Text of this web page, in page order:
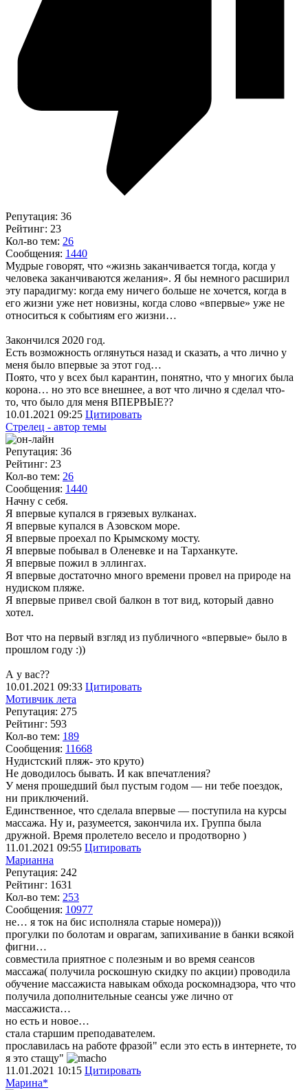
Репутация: 36
Рейтинг: 23
Кол-во тем: 26
Сообщения: 1440
Мудрые говорят, что «жизнь заканчивается тогда, когда у
человека заканчиваются желания». Я бы немного расширил
эту парадигму: когда ему ничего больше не хочется, когда в
его жизни уже нет новизны, когда слово «впервые» уже не
относиться к событиям его жизни…
Закончился 2020 год.
Есть возможность оглянуться назад и сказать, а что лично у
меня было впервые за этот год…
Поято, что у всех был карантин, понятно, что у многих была
корона… но это все внешнее, а вот что лично я сделал что-
то, что было для меня ВПЕРВЫЕ??
10.01.2021 09:25 Цитировать
Стрелец - автор темы
Репутация: 36
Рейтинг: 23
Кол-во тем: 26
Сообщения: 1440
Начну с себя.
Я впервые купался в грязевых вулканах.
Я впервые купался в Азовском море.
Я впервые проехал по Крымскому мосту.
Я впервые побывал в Оленевке и на Тарханкуте.
Я впервые пожил в эллингах.
Я впервые достаточно много времени провел на природе на
нудиском пляже.
Я впервые привел свой балкон в тот вид, который давно
хотел.
Вот что на первый взгляд из публичного «впервые» было в
прошлом году :))
А у вас??
10.01.2021 09:33 Цитировать
Мотивчик лета
Репутация: 275
Рейтинг: 593
Кол-во тем: 189
Сообщения: 11668
Нудистский пляж- это круто)
Не доводилось бывать. И как впечатления?
У меня прошедший был пустым годом — ни тебе поездок,
ни приключений.
Единственное, что сделала впервые — поступила на курсы
массажа. Ну и, разумеется, закончила их. Группа была
дружной. Время пролетело весело и продотворно )
11.01.2021 09:55 Цитировать
Марианна
Репутация: 242
Рейтинг: 1631
Кол-во тем: 253
Сообщения: 10977
не… я ток на бис исполняла старые номера)))
прогулки по болотам и оврагам, запихивание в банки всякой
фигни…
совместила приятное с полезным и во время сеансов
массажа( получила роскошную скидку по акции) проводила
обучение массажиста навыкам обхода роскомнадзора, что что
получила дополнительные сеансы уже лично от
массажиста…
но есть и новое…
стала старшим преподавателем.
прославилась на работе фразой" если это есть в интернете, то
я это стащу"
11.01.2021 10:15 Цитировать
Марина*